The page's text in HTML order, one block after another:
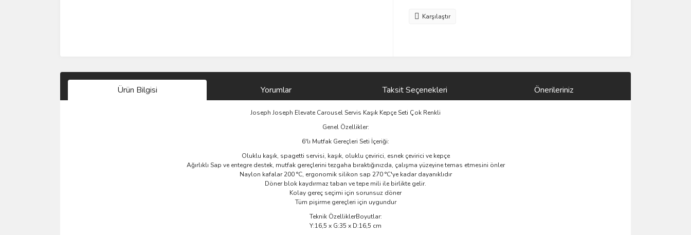
Karşılaştır
Ürün Bilgisi Yorumlar Taksit Seçenekleri Önerileriniz
Joseph Joseph Elevate Carousel Servis Kaşık Kepçe Seti Çok Renkli
Genel Özellikler:
6'lı Mutfak Gereçleri Seti İçeriği:
Oluklu kaşık, spagetti servisi, kaşık, oluklu çevirici, esnek çevirici ve kepçe
Ağırlıklı Sap ve entegre destek, mutfak gereçlerini tezgaha bıraktığınızda, çalışma yüzeyine temas etmesini önler
Naylon kafalar 200 °C, ergonomik silikon sap 270 °C'ye kadar dayanıklıdır
Döner blok kaydırmaz taban ve tepe mili ile birlikte gelir.
Kolay gereç seçimi için sorunsuz döner
Tüm pişirme gereçleri için uygundur
Teknik ÖzelliklerBoyutlar:
Y:16,5 x G:35 x D:16,5 cm